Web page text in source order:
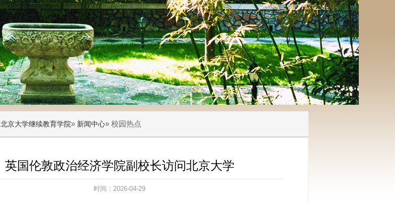
北京大学继续教育学院» 新闻中心» 校园热点
英国伦敦政治经济学院副校长访问北京大学
时间：2026-04-29